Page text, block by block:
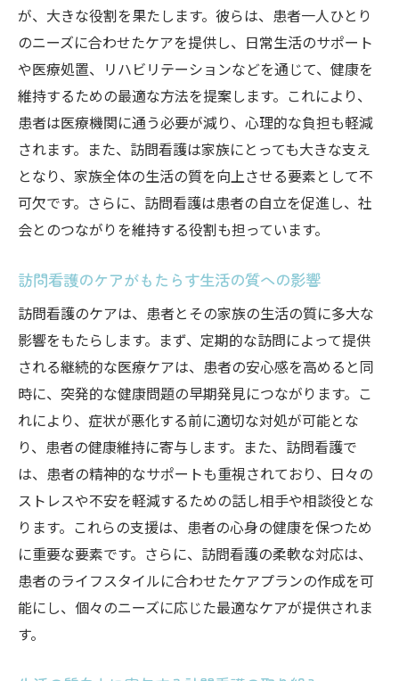
が、大きな役割を果たします。彼らは、患者一人ひとり
のニーズに合わせたケアを提供し、日常生活のサポート
や医療処置、リハビリテーションなどを通じて、健康を
維持するための最適な方法を提案します。これにより、
患者は医療機関に通う必要が減り、心理的な負担も軽減
されます。また、訪問看護は家族にとっても大きな支え
となり、家族全体の生活の質を向上させる要素として不
可欠です。さらに、訪問看護は患者の自立を促進し、社
会とのつながりを維持する役割も担っています。
訪問看護のケアがもたらす生活の質への影響
訪問看護のケアは、患者とその家族の生活の質に多大な
影響をもたらします。まず、定期的な訪問によって提供
される継続的な医療ケアは、患者の安心感を高めると同
時に、突発的な健康問題の早期発見につながります。こ
れにより、症状が悪化する前に適切な対処が可能とな
り、患者の健康維持に寄与します。また、訪問看護で
は、患者の精神的なサポートも重視されており、日々の
ストレスや不安を軽減するための話し相手や相談役とな
ります。これらの支援は、患者の心身の健康を保つため
に重要な要素です。さらに、訪問看護の柔軟な対応は、
患者のライフスタイルに合わせたケアプランの作成を可
能にし、個々のニーズに応じた最適なケアが提供されま
す。